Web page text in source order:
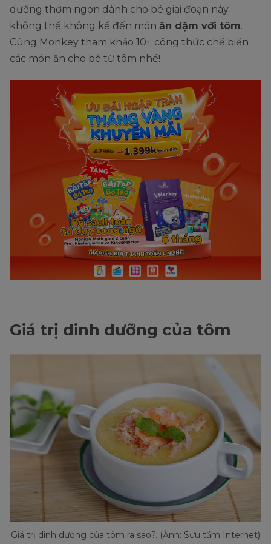
dưỡng thơm ngon dành cho bé giai đoạn này
không thể không kể đến món ăn dặm với tôm.
Cùng Monkey tham khảo 10+ công thức chế biến
các món ăn cho bé từ tôm nhé!
Giá trị dinh dưỡng của tôm
Giá trị dinh dưỡng của tôm ra sao?. (Ảnh: Sưu tầm Internet)